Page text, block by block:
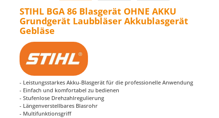
STIHL BGA 86 Blasgerät OHNE AKKU
Grundgerät Laubbläser Akkublasgerät
Gebläse
- Leistungsstarkes Akku-Blasgerät für die professionelle Anwendung
- Einfach und komfortabel zu bedienen
- Stufenlose Drehzahlregulierung
- Längenverstellbares Blasrohr
- Multifunktionsgriff